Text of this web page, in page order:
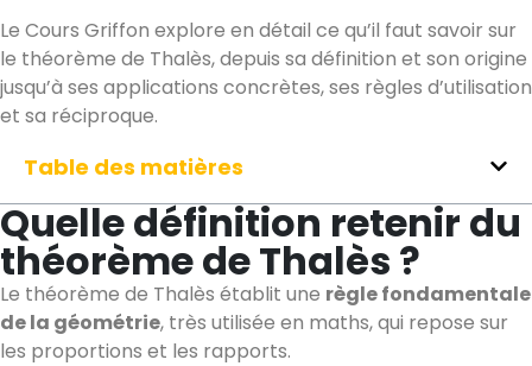
Le Cours Griffon explore en détail ce qu’il faut savoir sur
le théorème de Thalès, depuis sa définition et son origine
jusqu’à ses applications concrètes, ses règles d’utilisation
et sa réciproque.
Table des matières
Quelle définition retenir du
théorème de Thalès ?
Le théorème de Thalès établit une règle fondamentale
de la géométrie, très utilisée en maths, qui repose sur
les proportions et les rapports.